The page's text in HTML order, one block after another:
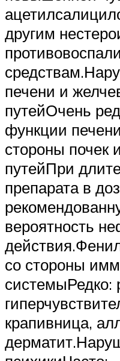
другим
печени и
путейОчень
функции
стороны почек
путейПри
препарата в
вероятность
со стороны
системыРедко:
крапивница,